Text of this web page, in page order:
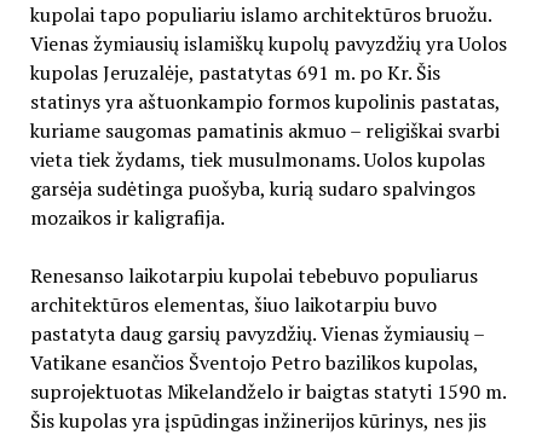
kupolai tapo populiariu islamo architektūros bruožu.
Vienas žymiausių islamiškų kupolų pavyzdžių yra Uolos
kupolas Jeruzalėje, pastatytas 691 m. po Kr. Šis
statinys yra aštuonkampio formos kupolinis pastatas,
kuriame saugomas pamatinis akmuo – religiškai svarbi
vieta tiek žydams, tiek musulmonams. Uolos kupolas
garsėja sudėtinga puošyba, kurią sudaro spalvingos
mozaikos ir kaligrafija.
Renesanso laikotarpiu kupolai tebebuvo populiarus
architektūros elementas, šiuo laikotarpiu buvo
pastatyta daug garsių pavyzdžių. Vienas žymiausių –
Vatikane esančios Šventojo Petro bazilikos kupolas,
suprojektuotas Mikelandželo ir baigtas statyti 1590 m.
Šis kupolas yra įspūdingas inžinerijos kūrinys, nes jis